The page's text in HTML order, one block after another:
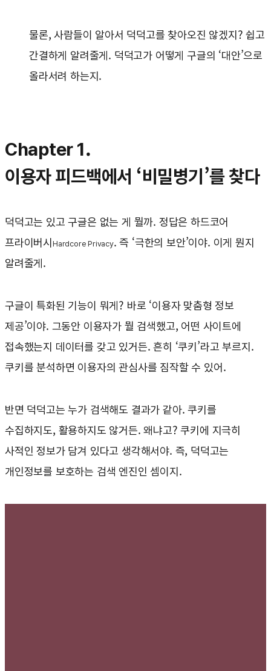
물론, 사람들이 알아서 덕덕고를 찾아오진 않겠지? 쉽고
간결하게 알려줄게. 덕덕고가 어떻게 구글의 ‘대안’으로
올라서려 하는지.
Chapter 1.
이용자 피드백에서 ‘비밀병기’를 찾다
덕덕고는 있고 구글은 없는 게 뭘까. 정답은 하드코어
프라이버시 Hardcore Privacy. 즉 ‘극한의 보안’이야. 이게 뭔지
알려줄게.
구글이 특화된 기능이 뭐게? 바로 ‘이용자 맞춤형 정보
제공’이야. 그동안 이용자가 뭘 검색했고, 어떤 사이트에
접속했는지 데이터를 갖고 있거든. 흔히 ‘쿠키’라고 부르지.
쿠키를 분석하면 이용자의 관심사를 짐작할 수 있어.
반면 덕덕고는 누가 검색해도 결과가 같아. 쿠키를
수집하지도, 활용하지도 않거든. 왜냐고? 쿠키에 지극히
사적인 정보가 담겨 있다고 생각해서야. 즉, 덕덕고는
개인정보를 보호하는 검색 엔진인 셈이지.